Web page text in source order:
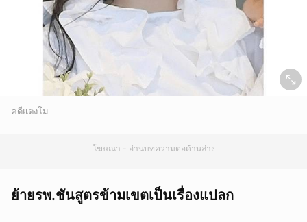
คดีแตงโม
โฆษณา - อ่านบทความต่อด้านล่าง
ย้ายรพ.ชันสูตรข้ามเขตเป็นเรื่องแปลก